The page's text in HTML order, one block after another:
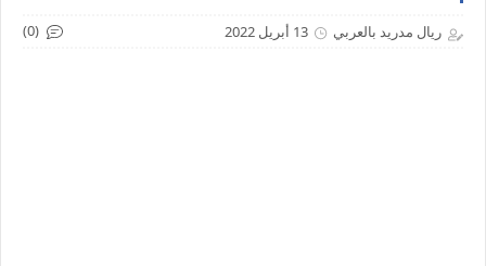
ريال مدريد بالعربي 13 أبريل 2022 (0)